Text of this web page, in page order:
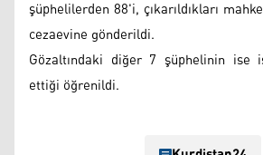
şüphelilerden 88'i, çıkarıldıkları
cezaevine gönderildi.
Gözaltındaki diğer 7 şüphelinin ise
ettiği öğrenildi.